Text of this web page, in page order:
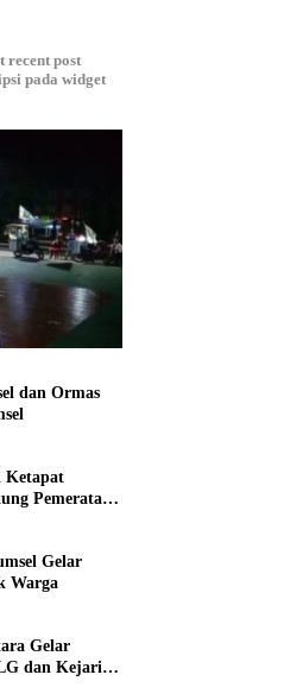
recent post
pada widget
dan Ormas
Ketapat
Pemerataan
Gelar
Warga
Gelar
dan Kejari